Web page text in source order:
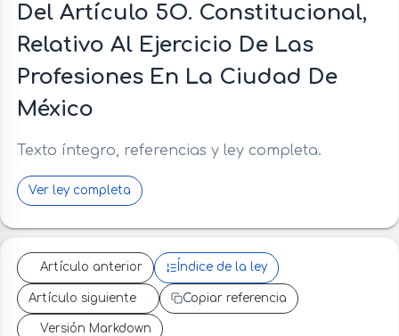
Del Artículo 5O. Constitucional,
Relativo Al Ejercicio De Las
Profesiones En La Ciudad De
México
Texto íntegro, referencias y ley completa.
Ver ley completa
Artículo anterior Índice de la ley
Artículo siguiente Copiar referencia
Versión Markdown